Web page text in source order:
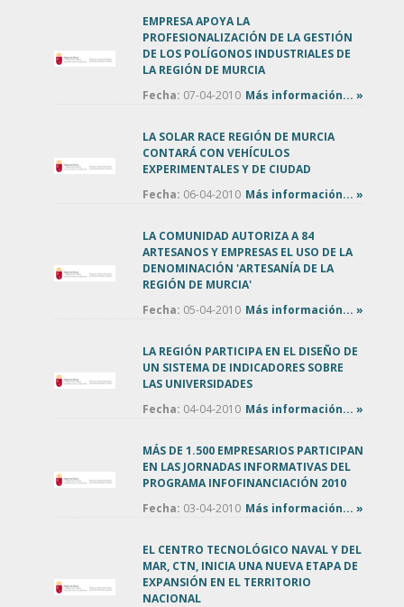
EMPRESA APOYA LA
PROFESIONALIZACIÓN DE LA GESTIÓN
DE LOS POLÍGONOS INDUSTRIALES DE
LA REGIÓN DE MURCIA
Fecha: 07-04-2010 Más información... »
LA SOLAR RACE REGIÓN DE MURCIA
CONTARÁ CON VEHÍCULOS
EXPERIMENTALES Y DE CIUDAD
Fecha: 06-04-2010 Más información... »
LA COMUNIDAD AUTORIZA A 84
ARTESANOS Y EMPRESAS EL USO DE LA
DENOMINACIÓN 'ARTESANÍA DE LA
REGIÓN DE MURCIA'
Fecha: 05-04-2010 Más información... »
LA REGIÓN PARTICIPA EN EL DISEÑO DE
UN SISTEMA DE INDICADORES SOBRE
LAS UNIVERSIDADES
Fecha: 04-04-2010 Más información... »
MÁS DE 1.500 EMPRESARIOS PARTICIPAN
EN LAS JORNADAS INFORMATIVAS DEL
PROGRAMA INFOFINANCIACIÓN 2010
Fecha: 03-04-2010 Más información... »
EL CENTRO TECNOLÓGICO NAVAL Y DEL
MAR, CTN, INICIA UNA NUEVA ETAPA DE
EXPANSIÓN EN EL TERRITORIO
NACIONAL